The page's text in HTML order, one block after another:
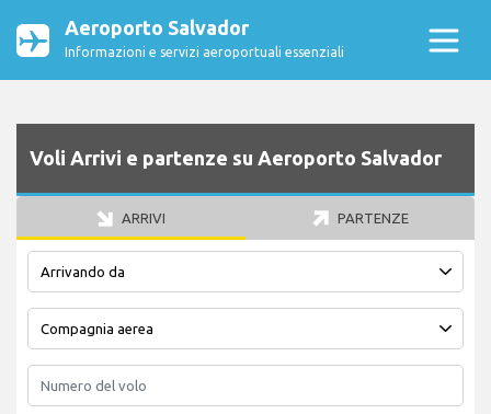
Aeroporto Salvador
Informazioni e servizi aeroportuali essenziali
Voli Arrivi e partenze su Aeroporto Salvador
ARRIVI PARTENZE